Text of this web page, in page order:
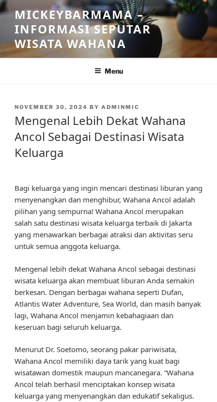
Skip
to
content
MICKEYBARMAMA –
INFORMASI SEPUTAR
WISATA WAHANA
Menu
POSTED
NOVEMBER 30, 2024 BY ADMINMIC
Mengenal Lebih Dekat Wahana
Ancol Sebagai Destinasi Wisata
Keluarga
Bagi keluarga yang ingin mencari destinasi liburan yang
menyenangkan dan menghibur, Wahana Ancol adalah
pilihan yang sempurna! Wahana Ancol merupakan
salah satu destinasi wisata keluarga terbaik di Jakarta
yang menawarkan berbagai atraksi dan aktivitas seru
untuk semua anggota keluarga.
Mengenal lebih dekat Wahana Ancol sebagai destinasi
wisata keluarga akan membuat liburan Anda semakin
berkesan. Dengan berbagai wahana seperti Dufan,
Atlantis Water Adventure, Sea World, dan masih banyak
lagi, Wahana Ancol menjamin kebahagiaan dan
keseruan bagi seluruh keluarga.
Menurut Dr. Soetomo, seorang pakar pariwisata,
Wahana Ancol memiliki daya tarik yang kuat bagi
wisatawan domestik maupun mancanegara. “Wahana
Ancol telah berhasil menciptakan konsep wisata
keluarga yang menyenangkan dan edukatif sekaligus.